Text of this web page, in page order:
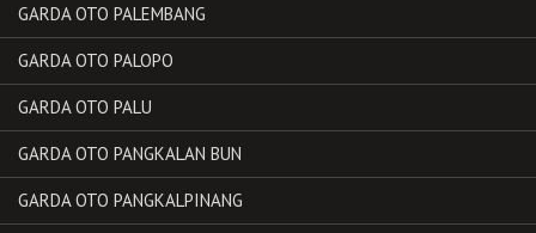
GARDA OTO PALEMBANG
GARDA OTO PALOPO
GARDA OTO PALU
GARDA OTO PANGKALAN BUN
GARDA OTO PANGKALPINANG